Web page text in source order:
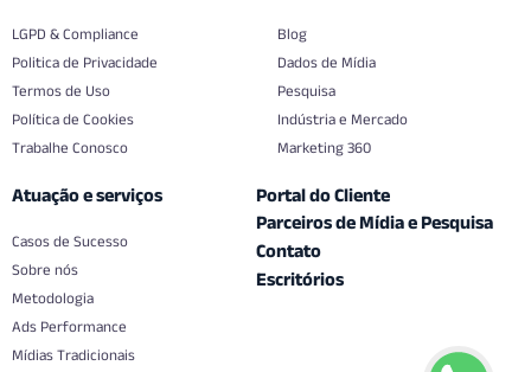
LGPD & Compliance
Politica de Privacidade
Termos de Uso
Política de Cookies
Trabalhe Conosco
Blog
Dados de Mídia
Pesquisa
Indústria e Mercado
Marketing 360
Atuação e serviços
Casos de Sucesso
Sobre nós
Metodologia
Ads Performance
Mídias Tradicionais
Portal do Cliente
Parceiros de Mídia e Pesquisa
Contato
Escritórios